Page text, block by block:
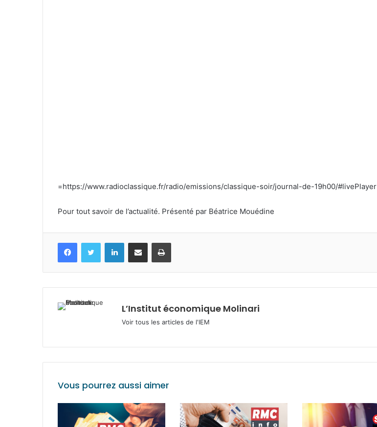
=https://www.radioclassique.fr/radio/emissions/classique-soir/journal-de-19h00/#livePlayer
Pour tout savoir de l’actualité. Présenté par Béatrice Mouédine
FacebookTwitter LinkedinPartagez par mail Imprimez
L’Institut économique Molinari
Voir tous les articles de l'IEM
Vous pourrez aussi aimer